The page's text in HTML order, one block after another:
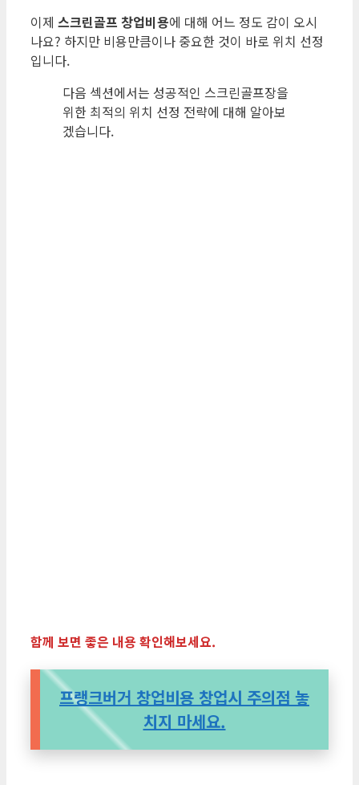
이제 스크린골프 창업비용에 대해 어느 정도 감이 오시
나요? 하지만 비용만큼이나 중요한 것이 바로 위치 선정
입니다.
다음 섹션에서는 성공적인 스크린골프장을
위한 최적의 위치 선정 전략에 대해 알아보
겠습니다.
함께 보면 좋은 내용 확인해보세요.
프랭크버거 창업비용 창업시 주의점 놓
치지 마세요.